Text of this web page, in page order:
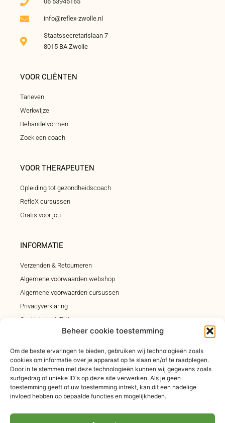
Beheer cookie toestemming
Om de beste ervaringen te bieden, gebruiken wij technologieën zoals
cookies om informatie over je apparaat op te slaan en/of te raadplegen.
Door in te stemmen met deze technologieën kunnen wij gegevens zoals
surfgedrag of unieke ID's op deze site verwerken. Als je geen
toestemming geeft of uw toestemming intrekt, kan dit een nadelige
invloed hebben op bepaalde functies en mogelijkheden.
info@reflex-zwolle.nl
Staatssecretarislaan 7
8015 BA Zwolle
VOOR CLIËNTEN
Tarieven
Werkwijze
Behandelvormen
Zoek een coach
VOOR THERAPEUTEN
Opleiding tot gezondheidscoach
RefleX cursussen
Gratis voor jou
INFORMATIE
Verzenden & Retourneren
Algemene voorwaarden webshop
Algemene voorwaarden cursussen
Privacyverklaring
Cookiebeleid (EU)
Klachtenregeling
INSCHRIJVEN INSPIRATIEMAIL
Elke vrijdagochtend om 9.00 uur een inspiratiemail n je
mailbox, vol met voeding- orthomoleculaire-, leefstijl en